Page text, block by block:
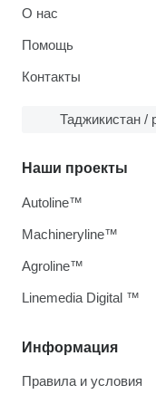
О нас
Помощь
Контакты
Таджикистан /
Информация
Правила и условия
Наши проекты
Autoline™
Machineryline™
Agroline™
Linemedia Digital ™